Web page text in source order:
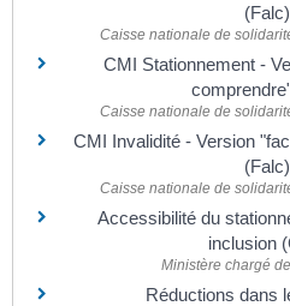
(Falc)
Caisse nationale de
CMI Stationnement -
Caisse nationale de
CMI Invalidité - Version
(Falc)
Caisse nationale de
Accessibilité du
inclusion
Ministère chargé
Réductions dans